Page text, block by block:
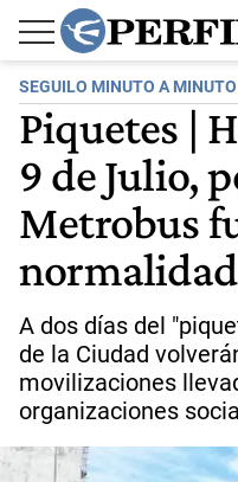
SEGUILO MINUTO A MINUTO
Piquetes |
9 de Julio,
Metrobus
normalidad
A dos días del
de la Ciudad
movilizaciones
organizaciones